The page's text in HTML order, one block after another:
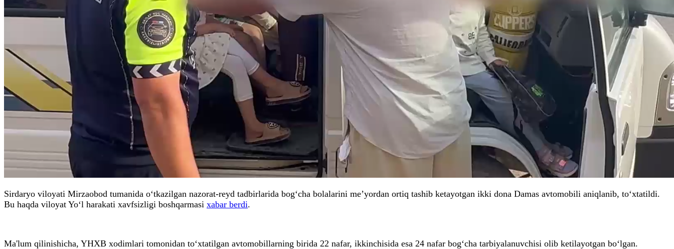
Sirdaryo viloyati Mirzaobod tumanida o‘tkazilgan nazorat-reyd tadbirlarida bog‘cha bolalarini me’yordan ortiq tashib ketayotgan ikki dona Damas avtomobili aniqlanib, to‘xtatildi.
Bu haqda viloyat Yo‘l harakati xavfsizligi boshqarmasi xabar berdi.
Ma'lum qilinishicha, YHXB xodimlari tomonidan to‘xtatilgan avtomobillarning birida 22 nafar, ikkinchisida esa 24 nafar bog‘cha tarbiyalanuvchisi olib ketilayotgan bo‘lgan.